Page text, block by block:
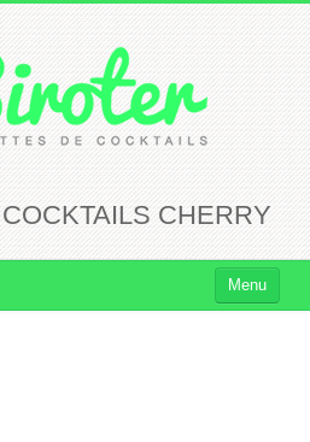
CHERRY
Menu